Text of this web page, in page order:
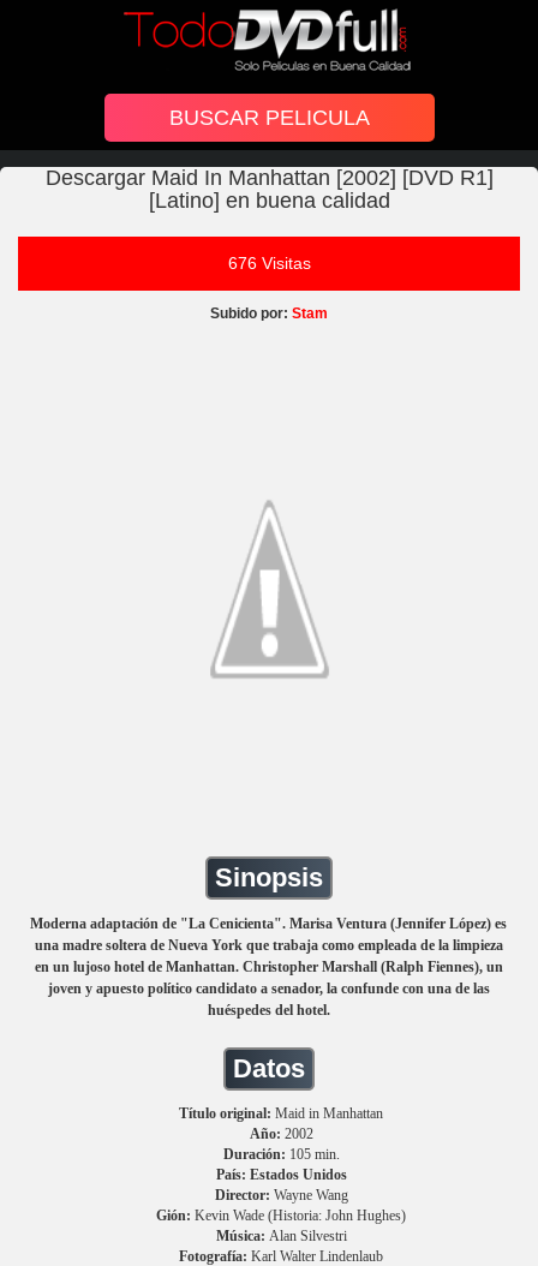
Descargar Maid In Manhattan [2002] [DVD R1]
[Latino] en buena calidad
676 Visitas
Subido por: Stam
Sinopsis
Moderna adaptación de "La Cenicienta". Marisa Ventura (Jennifer López) es
una madre soltera de Nueva York que trabaja como empleada de la limpieza
en un lujoso hotel de Manhattan. Christopher Marshall (Ralph Fiennes), un
joven y apuesto político candidato a senador, la confunde con una de las
huéspedes del hotel.
Datos
Título original: Maid in Manhattan
Año: 2002
Duración: 105 min.
País: Estados Unidos
Director: Wayne Wang
Gión: Kevin Wade (Historia: John Hughes)
Música: Alan Silvestri
Fotografía: Karl Walter Lindenlaub